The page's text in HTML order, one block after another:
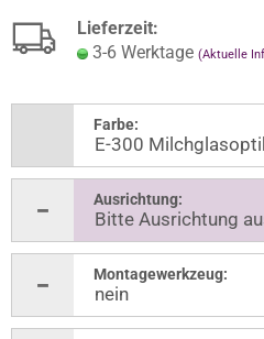
Lieferzeit:
3-6 Werktage (Aktuelle
Farbe:
Ausrichtung:
Montagewerkzeug: